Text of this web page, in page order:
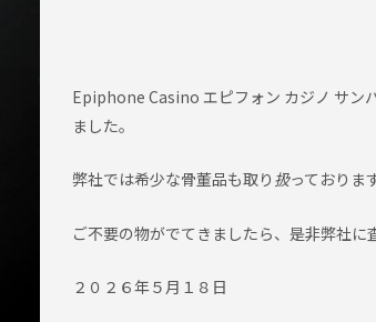
Epiphone Casino エピフォン カジノ サン
ました。
弊社では希少な骨董品も取り 扱っておりま
ご不要の物がでてきましたら、是非弊社に
２０２６年５月１８日